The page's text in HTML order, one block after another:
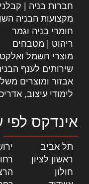
חברות בניה | קבלני
מקצועות הבניה
חומרי בניה וגמר
ריהוט | מטבחים
מוצרי חשמל
שירותים לענף
אבזור ומוצרים
לימודי עיצוב,
אינדקס לפי
תל אביב
ראשון לציון
חולון